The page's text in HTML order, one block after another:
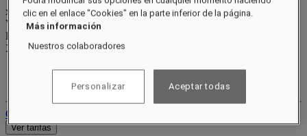
xxxxxxxx
Valid untilxx/xx/xxxx
Puntos de recompensa
XXXpts
Tu cuenta de fidelidad
Tus reservas
Cerrar sesión
Ver tarifas
clic en el enlace "Cookies" en la parte inferior de la página.
Más información
Nuestros colaboradores
Personalizar Aceptar todas